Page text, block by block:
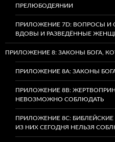
ПРЕЛЮБОДЕЯНИИ
ПРИЛОЖЕНИЕ 7D: ВОПРОСЫ И
ВДОВЫ И РАЗВЕДЁННЫЕ
ПРИЛОЖЕНИЕ 8: ЗАКОНЫ БОГА,
ПРИЛОЖЕНИЕ 8A: ЗАКОНЫ
ПРИЛОЖЕНИЕ 8B:
НЕВОЗМОЖНО СОБЛЮДАТЬ
ПРИЛОЖЕНИЕ 8C:
ИЗ НИХ СЕГОДНЯ НЕЛЬЗЯ